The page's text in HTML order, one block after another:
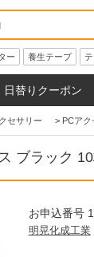
ー 養生テープ テ
日替りクーポン
セサリー > PCアク
ブラック
お申込番号
明晃化成工業